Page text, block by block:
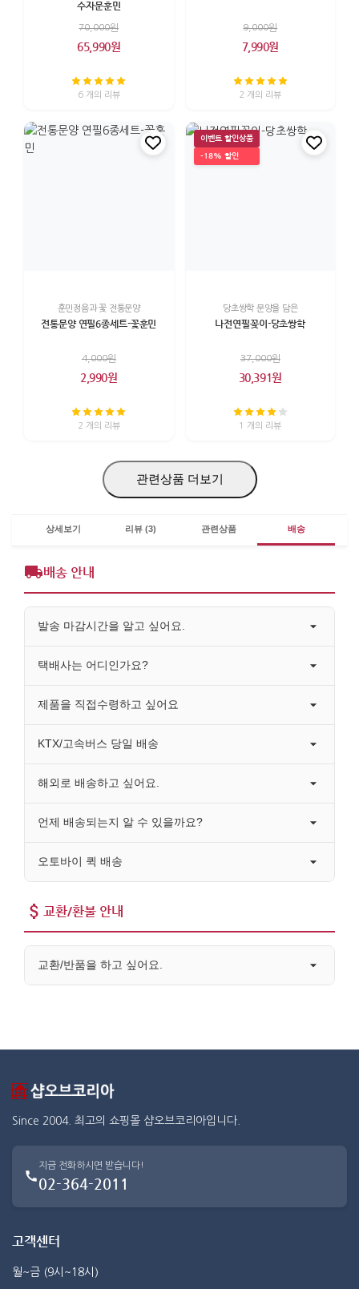
수자문훈민
70,000원
65,990원
6 개의 리뷰
9,000원
7,990원
2 개의 리뷰
훈민정음과 꽃 전통문양
전통문양 연필6종세트-꽃훈민
4,000원
2,990원
2 개의 리뷰
이벤트 할인상품
-18% 할인
당초쌍학 문양을 담은
나전연필꽂이-당초쌍학
37,000원
30,391원
1 개의 리뷰
관련상품 더보기
상세보기 리뷰 (3) 관련상품 배송
배송 안내
발송 마감시간을 알고 싶어요.
택배사는 어디인가요?
제품을 직접수령하고 싶어요
KTX/고속버스 당일 배송
해외로 배송하고 싶어요.
언제 배송되는지 알 수 있을까요?
오토바이 퀵 배송
교환/환불 안내
교환/반품을 하고 싶어요.
Since 2004. 최고의 쇼핑몰 샵오브코리아입니다.
지금 전화하시면 받습니다!
02-364-2011
고객센터
월~금 (9시~18시)